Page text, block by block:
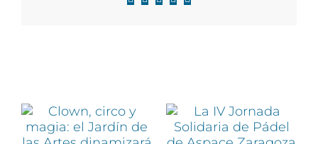
Facebook
X LinkedIn
WhatsApp
Correo